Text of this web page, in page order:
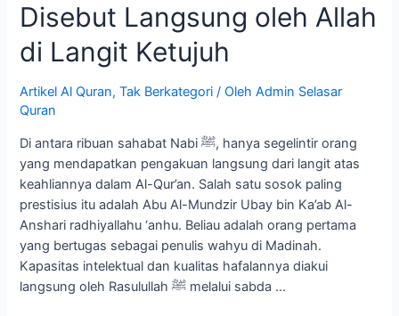
Disebut Langsung oleh Allah
di Langit Ketujuh
Artikel Al Quran,Tak Berkategori / OlehAdmin Selasar
Quran
Di antara ribuan sahabat Nabi ﷺ, hanya segelintir orang
yang mendapatkan pengakuan langsung dari langit atas
keahliannya dalam Al-Qur’an. Salah satu sosok paling
prestisius itu adalah Abu Al-Mundzir Ubay bin Ka’ab Al-
Anshari radhiyallahu ‘anhu. Beliau adalah orang pertama
yang bertugas sebagai penulis wahyu di Madinah.
Kapasitas intelektual dan kualitas hafalannya diakui
langsung oleh Rasulullah ﷺ melalui sabda …